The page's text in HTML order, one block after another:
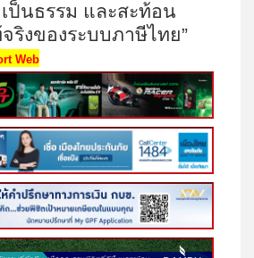
ป็นธรรม และสะท้อน
ริงของระบบภาษีไทย”
Web